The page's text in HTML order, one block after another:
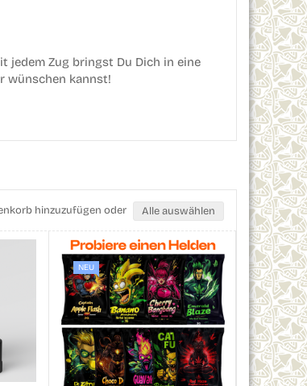
jedem Zug bringst Du Dich in eine
wünschen kannst!
hinzuzufügen oder Alle auswählen
NEU NEU